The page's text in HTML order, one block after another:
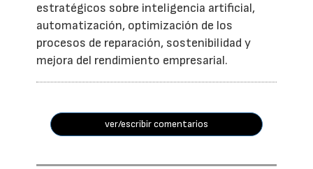
estratégicos sobre inteligencia artificial,
automatización, optimización de los
procesos de reparación, sostenibilidad y
mejora del rendimiento empresarial.
ver/escribir comentarios